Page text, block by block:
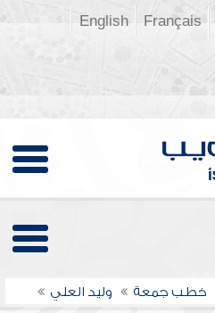
Français
English
خطب جمعة وليد العلي